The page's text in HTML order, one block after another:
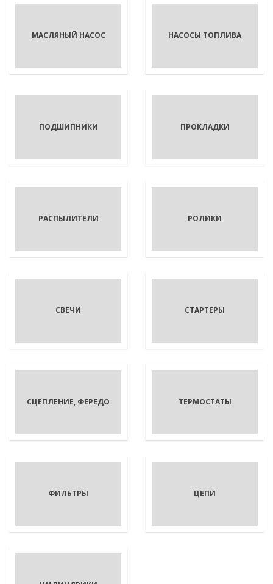
МАСЛЯНЫЙ НАСОС НАСОСЫ ТОПЛИВА
ПОДШИПНИКИ ПРОКЛАДКИ
РАСПЫЛИТЕЛИ РОЛИКИ
СВЕЧИ СТАРТЕРЫ
СЦЕПЛЕНИЕ, ФЕРЕДО ТЕРМОСТАТЫ
ФИЛЬТРЫ ЦЕПИ